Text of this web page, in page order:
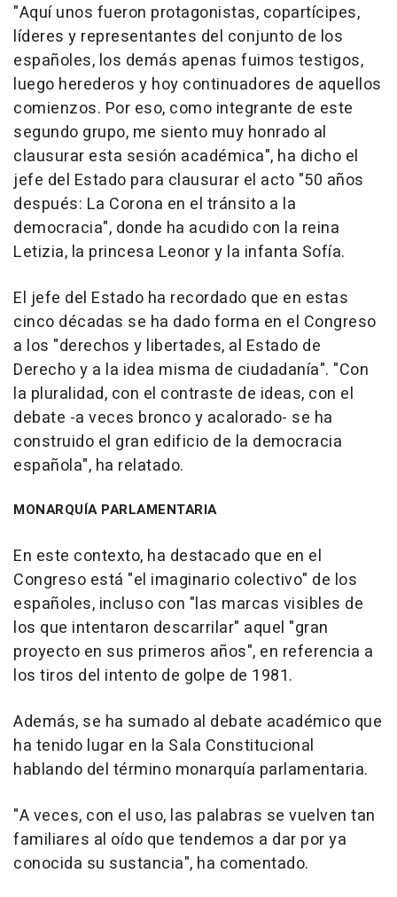
"Aquí unos fueron protagonistas, copartícipes,
líderes y representantes del conjunto de los
españoles, los demás apenas fuimos testigos,
luego herederos y hoy continuadores de aquellos
comienzos. Por eso, como integrante de este
segundo grupo, me siento muy honrado al
clausurar esta sesión académica", ha dicho el
jefe del Estado para clausurar el acto "50 años
después: La Corona en el tránsito a la
democracia", donde ha acudido con la reina
Letizia, la princesa Leonor y la infanta Sofía.
El jefe del Estado ha recordado que en estas
cinco décadas se ha dado forma en el Congreso
a los "derechos y libertades, al Estado de
Derecho y a la idea misma de ciudadanía". "Con
la pluralidad, con el contraste de ideas, con el
debate -a veces bronco y acalorado- se ha
construido el gran edificio de la democracia
española", ha relatado.
MONARQUÍA PARLAMENTARIA
En este contexto, ha destacado que en el
Congreso está "el imaginario colectivo" de los
españoles, incluso con "las marcas visibles de
los que intentaron descarrilar" aquel "gran
proyecto en sus primeros años", en referencia a
los tiros del intento de golpe de 1981.
Además, se ha sumado al debate académico que
ha tenido lugar en la Sala Constitucional
hablando del término monarquía parlamentaria.
"A veces, con el uso, las palabras se vuelven tan
familiares al oído que tendemos a dar por ya
conocida su sustancia", ha comentado.